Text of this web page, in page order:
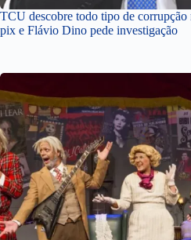
TCU descobre todo tipo de corrupção
pix e Flávio Dino pede investigação